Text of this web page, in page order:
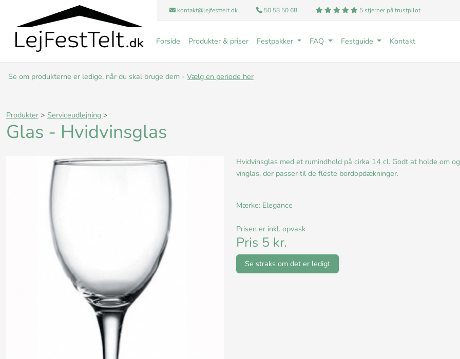
kontakt@lejfesttelt.dk 50 58 50 68 5 stjerner på trustpilot
Forside Produkter & priser Festpakker FAQ Festguide Kontakt
Se om produkterne er ledige, når du skal bruge dem - Vælg en periode her
Produkter > Serviceudlejning >
Glas - Hvidvinsglas
Hvidvinsglas med et rumindhold på cirka 14 cl. Godt at holde om
vinglas, der passer til de fleste bordopdækninger.
Mærke: Elegance
Prisen er inkl. opvask
Pris 5 kr.
Se straks om det er ledigt